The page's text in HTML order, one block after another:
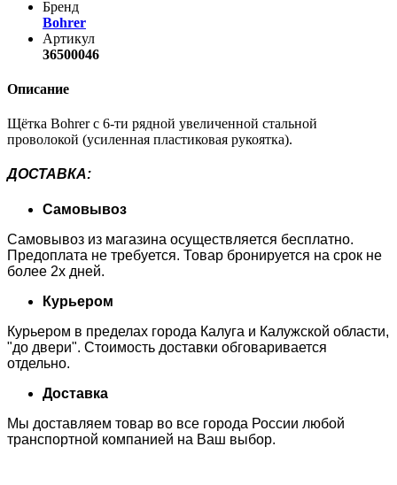
Бренд
Bohrer
Артикул
36500046
Описание
Щётка Bohrer с 6-ти рядной увеличенной стальной
проволокой (усиленная пластиковая рукоятка).
ДОСТАВКА:
Самовывоз
Самовывоз из магазина осуществляется бесплатно.
Предоплата не требуется. Товар бронируется на срок не
более 2х дней.
Курьером
Курьером в пределах города Калуга и Калужской области,
"до двери". Стоимость доставки обговаривается
отдельно.
Доставка
Мы доставляем товар во все города России любой
транспортной компанией на Ваш выбор.